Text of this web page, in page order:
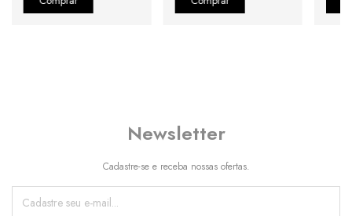
Newsletter
Cadastre-se e receba nossas ofertas.